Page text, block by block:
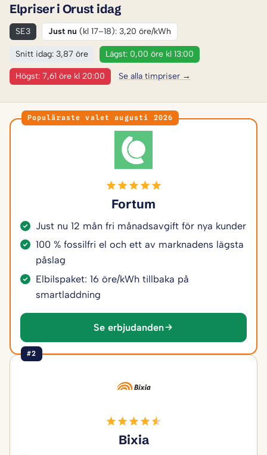
Elpriser i Orust idag
SE3 Just nu (kl 17–18): 3,20 öre/kWh
Snitt idag: 3,87 öre Lägst: 0,00 öre kl 13:00
Högst: 7,61 öre kl 20:00 Se alla timpriser →
Populäraste valet augusti 2026
Fortum
Just nu 12 mån fri månadsavgift för nya kunder
100 % fossilfri el och ett av marknadens lägsta
påslag
Elbilspaket: 16 öre/kWh tillbaka på
smartladdning
Se erbjudanden
#2
Bixia